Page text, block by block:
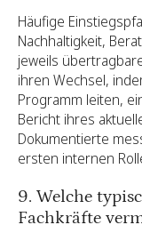
Häufige
Nachhaltigkeit,
jeweils
ihren Wechsel,
Programm leiten,
Bericht ihres
Dokumentierte
ersten internen
9. Welche
Fachkräfte